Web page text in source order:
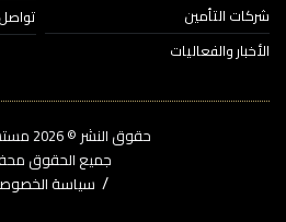
التأمين
والفعاليات
تواصل معنا
حقوق النشر © 2026‎ مستشفى اليزيه.
جميع الحقوق محفوظة
سياسة الخصوصية